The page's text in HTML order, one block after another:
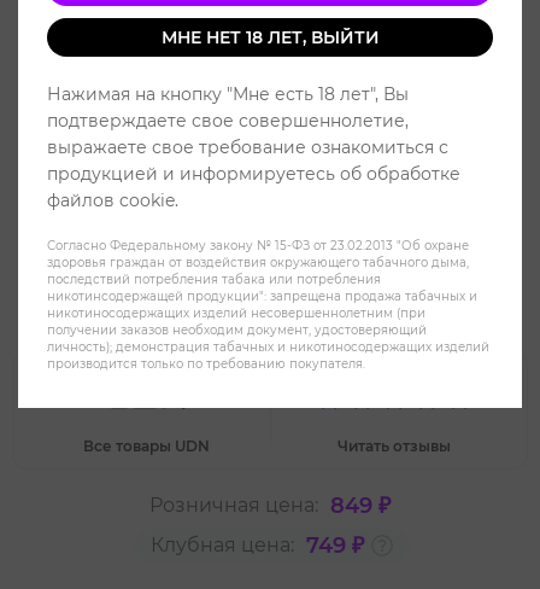
Картридж UDN-X Черника Лёд -
Blueberry Ice
Все товары UDN Читать отзывы
Розничная цена: 849 ₽
Клубная цена: 749 ₽
МНЕ НЕТ 18 ЛЕТ, ВЫЙТИ
Нажимая на кнопку "Мне есть 18 лет", Вы
подтверждаете свое совершеннолетие,
выражаете свое требование ознакомиться с
продукцией и информируетесь об обработке
файлов cookie.
Согласно Федеральному закону № 15-ФЗ от 23.02.2013 "Об охране
здоровья граждан от воздействия окружающего табачного дыма,
последствий потребления табака или потребления
никотинсодержащей продукции": запрещена продажа табачных и
никотиносодержащих изделий несовершеннолетним (при
получении заказов необходим документ, удостоверяющий
личность); демонстрация табачных и никотиносодержащих изделий
производится только по требованию покупателя.